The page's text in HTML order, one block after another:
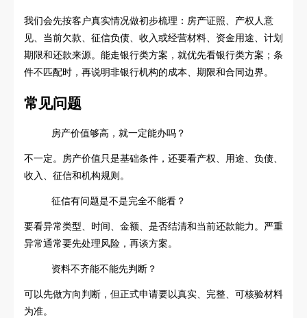
我们会先按客户真实情况做初步梳理：房产证照、产权人意
见、当前欠款、征信负债、收入或经营材料、资金用途、计划
期限和还款来源。能走银行类方案，就优先看银行类方案；条
件不匹配时，再说明非银行机构的成本、期限和合同边界。
常见问题
房产价值够高，就一定能办吗？
不一定。房产价值只是基础条件，还要看产权、用途、负债、
收入、征信和机构规则。
征信有问题是不是完全不能看？
要看异常类型、时间、金额、是否结清和当前还款能力。严重
异常通常要先处理风险，再谈方案。
资料不齐能不能先判断？
可以先做方向判断，但正式申请要以真实、完整、可核验材料
为准。